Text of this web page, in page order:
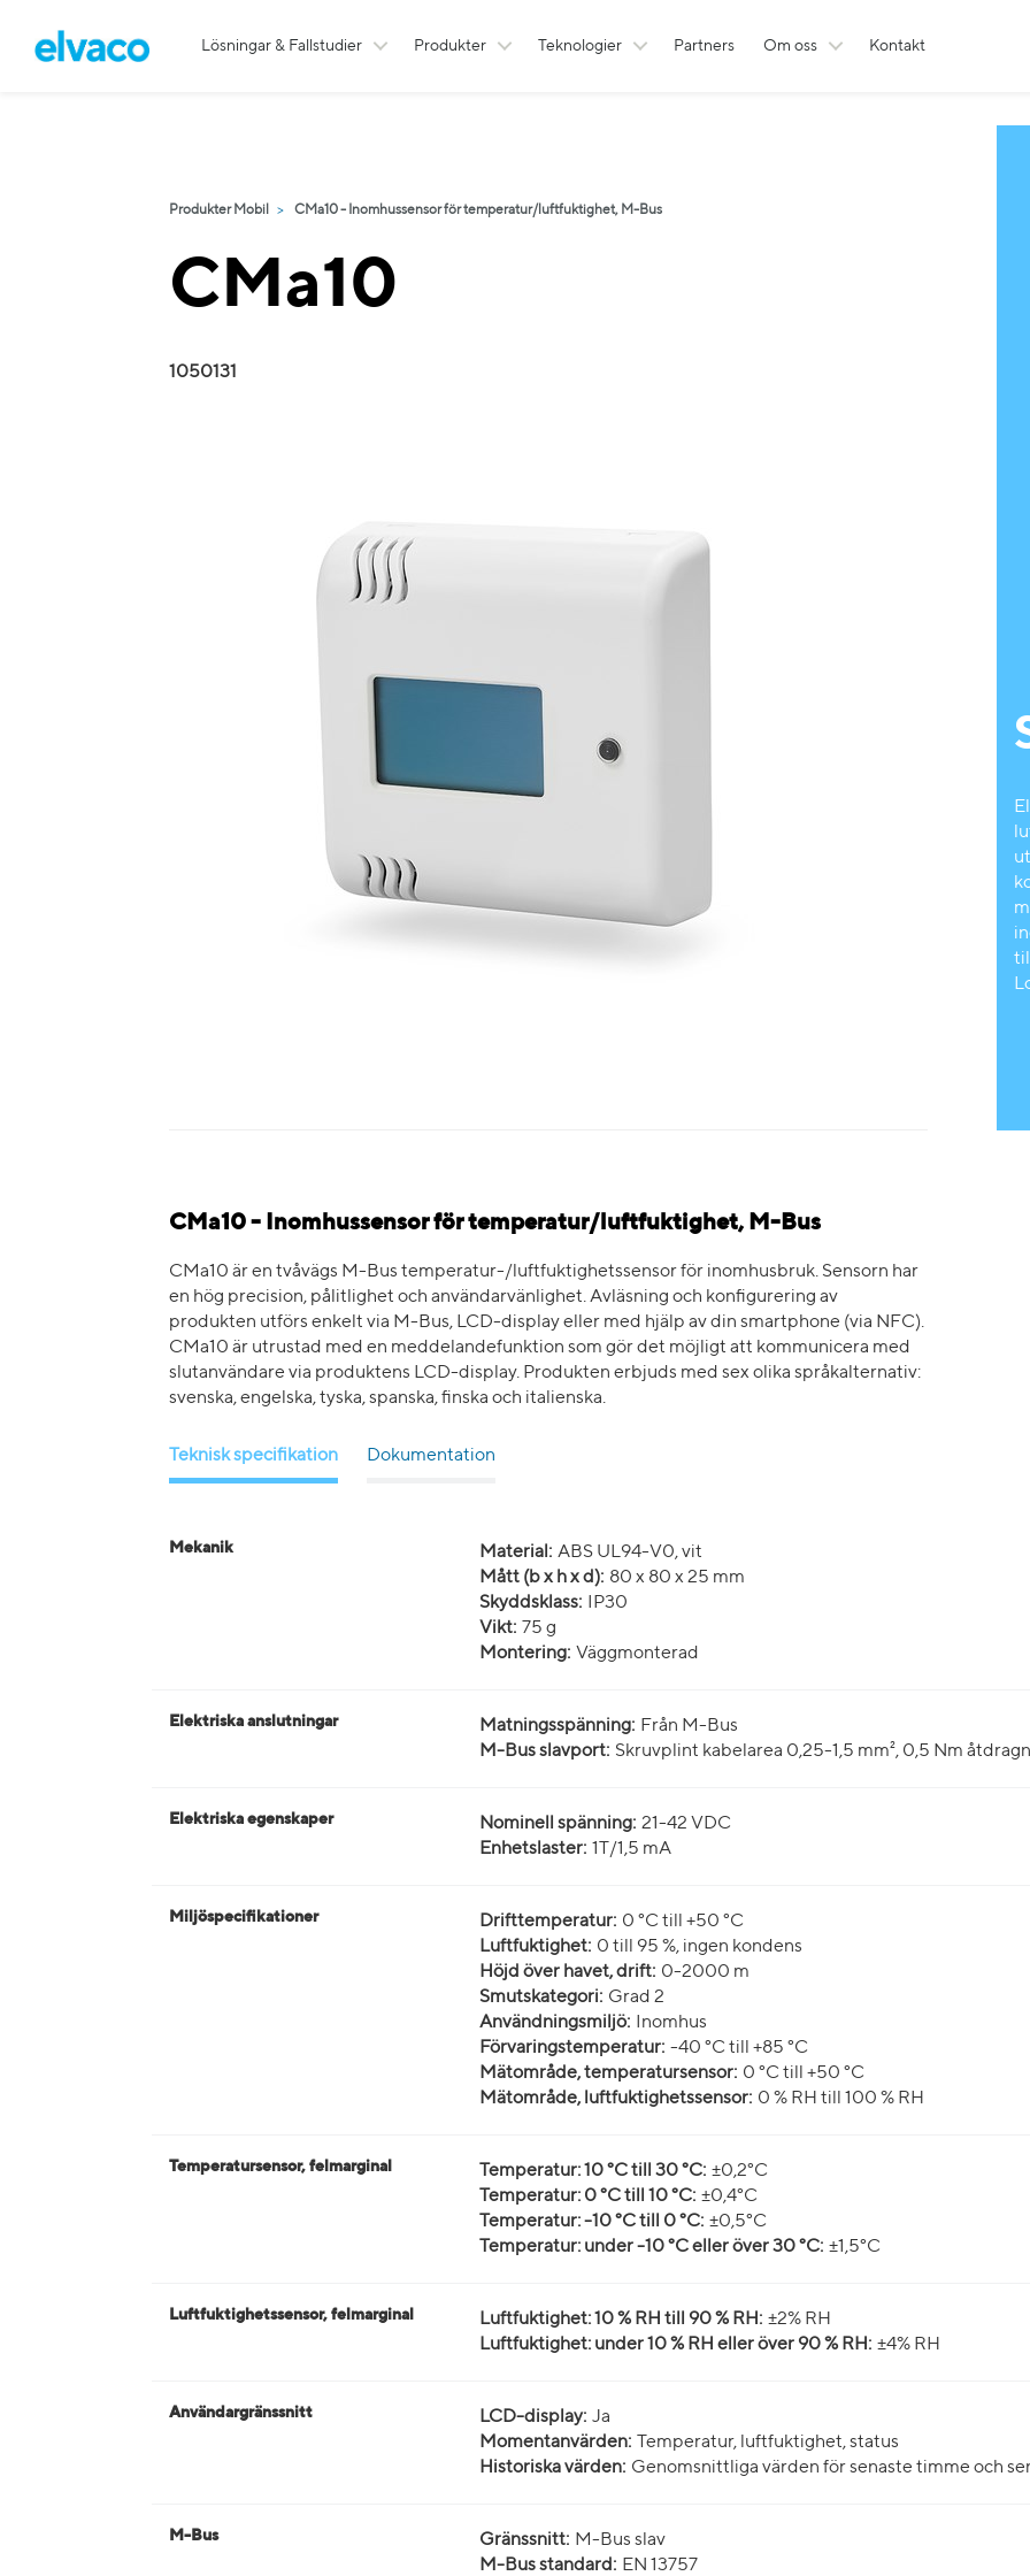
Lösningar & Fallstudier Produkter Teknologier Partners Om oss Kontakt
Produkter Mobil CMa10 - Inomhussensor för temperatur/luftfuktighet, M-Bus
CMa10
1050131
CMa10 - Inomhussensor för temperatur/luftfuktighet, M-Bus
CMa10 är en tvåvägs M-Bus temperatur-/luftfuktighetssensor för inomhusbruk. Sensorn har
en hög precision, pålitlighet och användarvänlighet. Avläsning och konfigurering av
produkten utförs enkelt via M-Bus, LCD-display eller med hjälp av din smartphone (via NFC).
CMa10 är utrustad med en meddelandefunktion som gör det möjligt att kommunicera med
slutanvändare via produktens LCD-display. Produkten erbjuds med sex olika språkalternativ:
svenska, engelska, tyska, spanska, finska och italienska.
Teknisk specifikation Dokumentation
Mekanik Material: ABS UL94-V0, vit
Mått (b x h x d): 80 x 80 x 25 mm
Skyddsklass:
IP30
Vikt: 75 g
Montering: Väggmonterad
Elektriska anslutningar Matningsspänning: Från M-Bus
M-Bus slavport: Skruvplint kabelarea 0,25-1,5 mm², 0,5 Nm
Elektriska egenskaper Nominell spänning: 21-42 VDC
Enhetslaster: 1T/1,5 mA
Miljöspecifikationer Drifttemperatur: 0 °C till +50 °C
Luftfuktighet: 0 till 95 %, ingen kondens
Höjd över havet, drift: 0-2000 m
Smutskategori: Grad 2
Användningsmiljö:
Inomhus
Förvaringstemperatur: -40 °C till +85 °C
Mätområde, temperatursensor: 0 °C till +50 °C
Mätområde, luftfuktighetssensor: 0 % RH till 100 % RH
Temperatursensor, felmarginal Temperatur: 10 °C till 30 °C: ±0,2°C
Temperatur: 0 °C till 10 °C: ±0,4°C
Temperatur: -10 °C till 0 °C: ±0,5°C
Temperatur: under -10 °C eller över 30 °C: ±1,5°C
Luftfuktighetssensor, felmarginal Luftfuktighet: 10 % RH till 90 % RH: ±2% RH
Luftfuktighet: under 10 % RH eller över 90 % RH: ±4% RH
Användargränssnitt LCD-display: Ja
Momentanvärden:
Temperatur, luftfuktighet, status
Historiska värden: Genomsnittliga värden för senaste timme och
M-Bus Gränssnitt: M-Bus slav
M-Bus standard: EN 13757